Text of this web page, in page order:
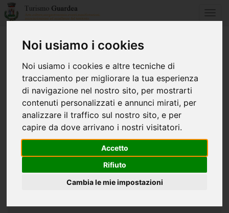
Noi usiamo i cookies
Noi usiamo i cookies e altre tecniche di
tracciamento per migliorare la tua esperienza
di navigazione nel nostro sito, per mostrarti
contenuti personalizzati e annunci mirati, per
analizzare il traffico sul nostro sito, e per
capire da dove arrivano i nostri visitatori.
Accetto
Rifiuto
Cambia le mie impostazioni
« 1 ... 7 8 9 ... 12
FESTA DEL 4 NOVEMBRE - COMMEMORAZIONE -
dal 06/11/2011 - al 06/11/2011
GUARDEA 6 NOVEMBRE 2011 Feta dell'Unità Nazionale e delle
Forze Armate PROGRAMMA: ore 10.00 Ritrovo in Comune o...
Leggi Tutto